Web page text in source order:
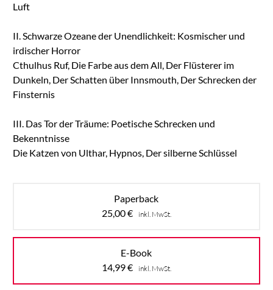
Luft
II. Schwarze Ozeane der Unendlichkeit: Kosmischer und
irdischer Horror
Cthulhus Ruf, Die Farbe aus dem All, Der Flüsterer im
Dunkeln, Der Schatten über Innsmouth, Der Schrecken der
Finsternis
III. Das Tor der Träume: Poetische Schrecken und
Bekenntnisse
Die Katzen von Ulthar, Hypnos, Der silberne Schlüssel
Paperback
25,00€ inkl. MwSt.
E-Book
14,99€ inkl. MwSt.